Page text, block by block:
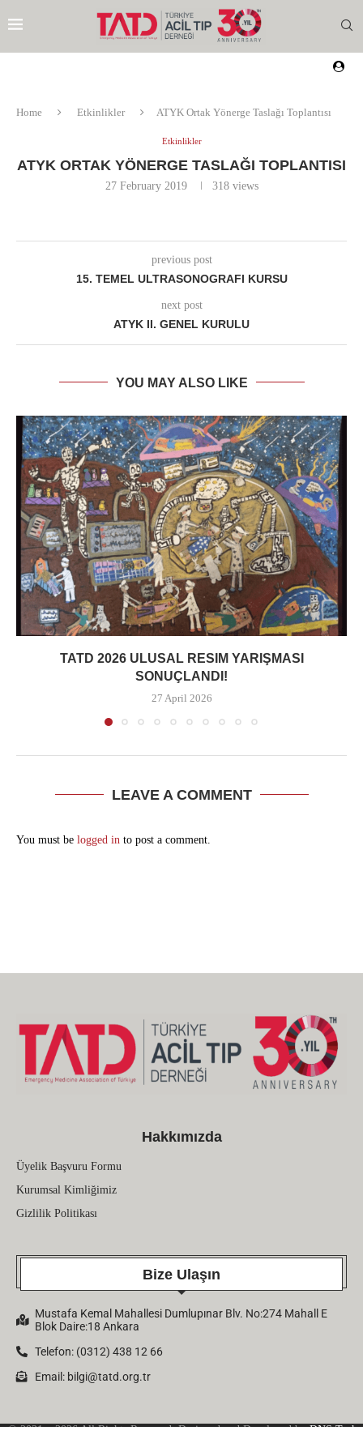
Home Etkinlikler ATYK Ortak Yönerge Taslağı Toplantısı
Etkinlikler
ATYK ORTAK YÖNERGE TASLAĞI TOPLANTISI
27 February 2019 318views
previous post
15. TEMEL ULTRASONOGRAFI KURSU
next post
ATYK II. GENEL KURULU
YOU MAY ALSO LIKE
TATD 2026 ULUSAL RESIM YARIŞMASI
SONUÇLANDI!
27 April 2026
LEAVE A COMMENT
You must be logged in to post a comment.
Hakkımızda
Üyelik Başvuru Formu
Kurumsal Kimliğimiz
Gizlilik Politikası
Bize Ulaşın
Mustafa Kemal Mahallesi Dumlupınar Blv. No:274 Mahall E
Blok Daire:18 Ankara
Telefon: (0312) 438 12 66
Email: bilgi@tatd.org.tr
© 2021 – 2026 All Rights Reserved. Designed and Developed byDNS Tech